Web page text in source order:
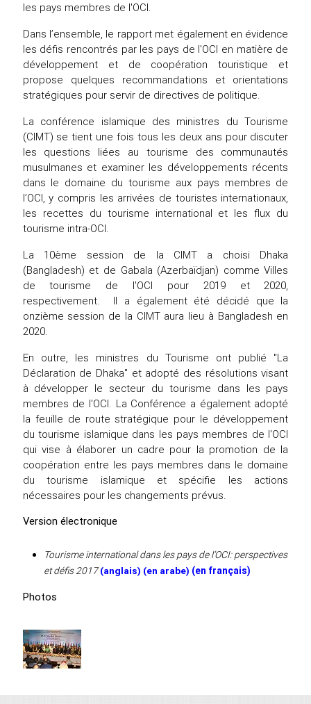
les pays membres de l'OCI.
Dans l’ensemble, le rapport met également en évidence
les défis rencontrés par les pays de l'OCI en matière de
développement et de coopération touristique et
propose quelques recommandations et orientations
stratégiques pour servir de directives de politique.
La conférence islamique des ministres du Tourisme
(CIMT) se tient une fois tous les deux ans pour discuter
les questions liées au tourisme des communautés
musulmanes et examiner les développements récents
dans le domaine du tourisme aux pays membres de
l’OCI, y compris les arrivées de touristes internationaux,
les recettes du tourisme international et les flux du
tourisme intra-OCI.
La 10ème session de la CIMT a choisi Dhaka
(Bangladesh) et de Gabala (Azerbaïdjan) comme Villes
de tourisme de l'OCI pour 2019 et 2020,
respectivement. Il a également été décidé que la
onzième session de la CIMT aura lieu à Bangladesh en
2020.
En outre, les ministres du Tourisme ont publié "La
Déclaration de Dhaka" et adopté des résolutions visant
à développer le secteur du tourisme dans les pays
membres de l'OCI. La Conférence a également adopté
la feuille de route stratégique pour le développement
du tourisme islamique dans les pays membres de l'OCI
qui vise à élaborer un cadre pour la promotion de la
coopération entre les pays membres dans le domaine
du tourisme islamique et spécifie les actions
nécessaires pour les changements prévus.
Version électronique
Tourisme international dans les pays de l’OCI: perspectives
et défis 2017 (anglais) (en arabe) (en français)
Photos